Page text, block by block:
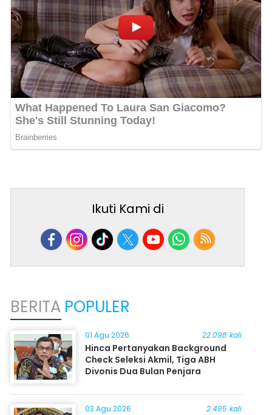
Ikuti Kami di
BERITA POPULER
01 Agu 2026 22.098 kali
Hinca Pertanyakan Background
Check Seleksi Akmil, Tiga ABH
Divonis Dua Bulan Penjara
03 Agu 2026 2.495 kali